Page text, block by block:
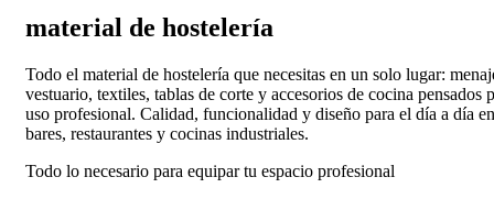
material de hostelería
Todo el material de hostelería que necesitas en un solo lugar:
vestuario, textiles, tablas de corte y accesorios de cocina pensados
uso profesional. Calidad, funcionalidad y diseño para el día a día en
bares, restaurantes y cocinas industriales.
Todo lo necesario para equipar tu espacio profesional